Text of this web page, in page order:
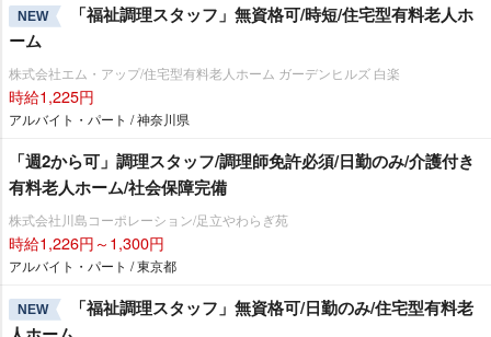
NEW
「福祉調理スタッフ」無資格可/時短/住宅型有料老人ホ
ーム
株式会社エム・アップ/住宅型有料老人ホーム ガーデンヒルズ 白楽
時給1,225円
アルバイト・パート / 神奈川県
「週2から可」調理スタッフ/調理師免許必須/日勤のみ/介護付き
有料老人ホーム/社会保障完備
株式会社川島コーポレーション/足立やわらぎ苑
時給1,226円～1,300円
アルバイト・パート / 東京都
NEW
「福祉調理スタッフ」無資格可/日勤のみ/住宅型有料老